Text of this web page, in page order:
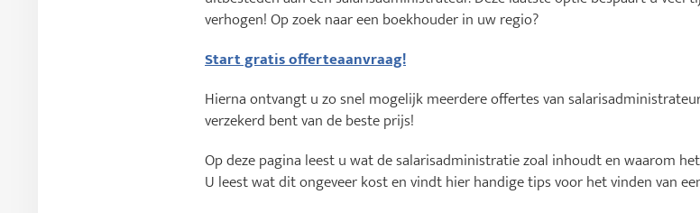
verhogen! Op zoek naar een boekhouder in uw regio?
Start gratis offerteaanvraag!
Hierna ontvangt u zo snel mogelijk meerdere offertes van
verzekerd bent van de beste prijs!
Op deze pagina leest u wat de salarisadministratie zoal inhoudt en waarom
U leest wat dit ongeveer kost en vindt hier handige tips voor het vinden van